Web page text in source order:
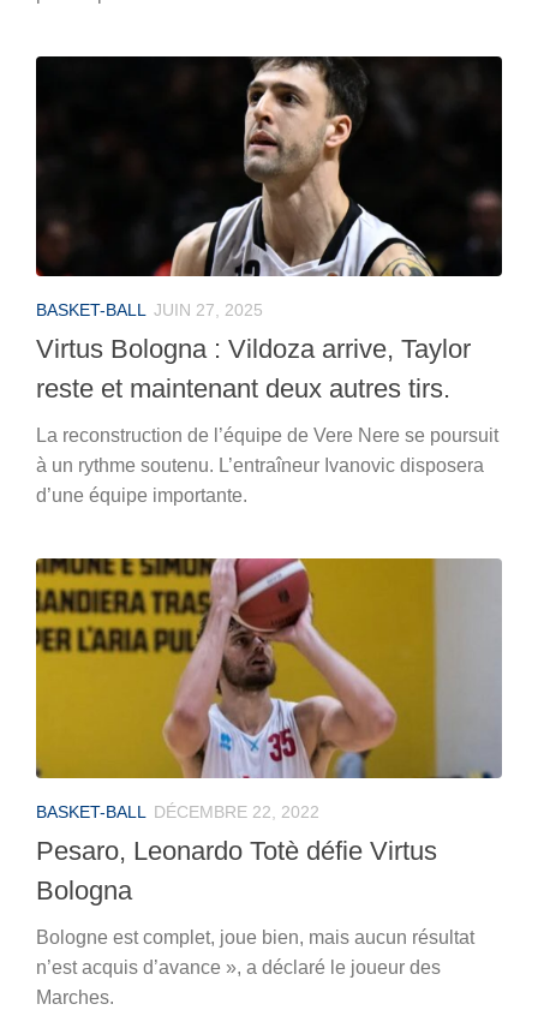
BASKET-BALL JUIN 27, 2025
Virtus Bologna : Vildoza arrive, Taylor
reste et maintenant deux autres tirs.
La reconstruction de l’équipe de Vere Nere se poursuit
à un rythme soutenu. L’entraîneur Ivanovic disposera
d’une équipe importante.
BASKET-BALL DÉCEMBRE 22, 2022
Pesaro, Leonardo Totè défie Virtus
Bologna
Bologne est complet, joue bien, mais aucun résultat
n’est acquis d’avance », a déclaré le joueur des
Marches.